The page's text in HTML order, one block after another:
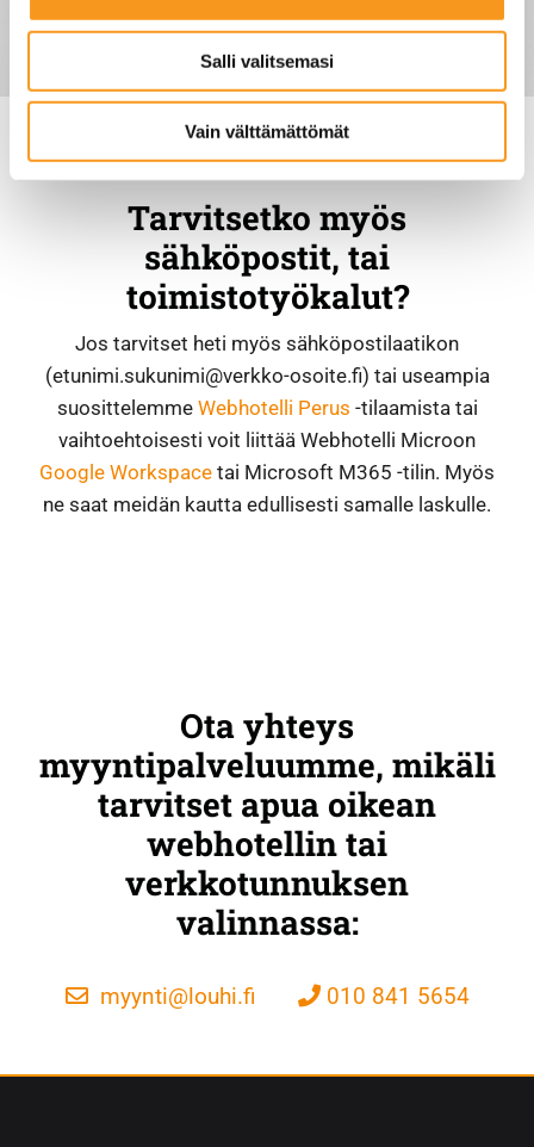
sivustoamme. Kumppanimme voivat yhdistää näitä
tietoja muihin tietoihin, joita olet antanut heille tai joita on
kerätty, kun olet käyttänyt heidän palvelujaan. Saat
lisätietoa käytämistämme evästeistä ja muuttaa tai
Salli valitsemasi
Vain välttämättömät
Tarvitsetko myös
sähköpostit, tai
toimistotyökalut?
Jos tarvitset heti myös sähköpostilaatikon
(etunimi.sukunimi@verkko-osoite.fi) tai useampia
suosittelemme Webhotelli Perus -tilaamista tai
vaihtoehtoisesti voit liittää Webhotelli Microon
Google Workspace tai Microsoft M365 -tilin. Myös
ne saat meidän kautta edullisesti samalle laskulle.
Ota yhteys
myyntipalveluumme, mikäli
tarvitset apua oikean
webhotellin tai
verkkotunnuksen
valinnassa:
myynti@louhi.fi 010 841 5654